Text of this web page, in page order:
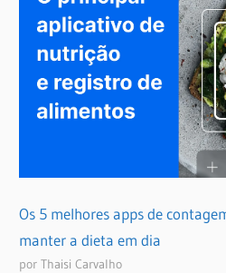
Os 5 melhores apps de
manter a dieta em dia
por Thaisi Carvalho